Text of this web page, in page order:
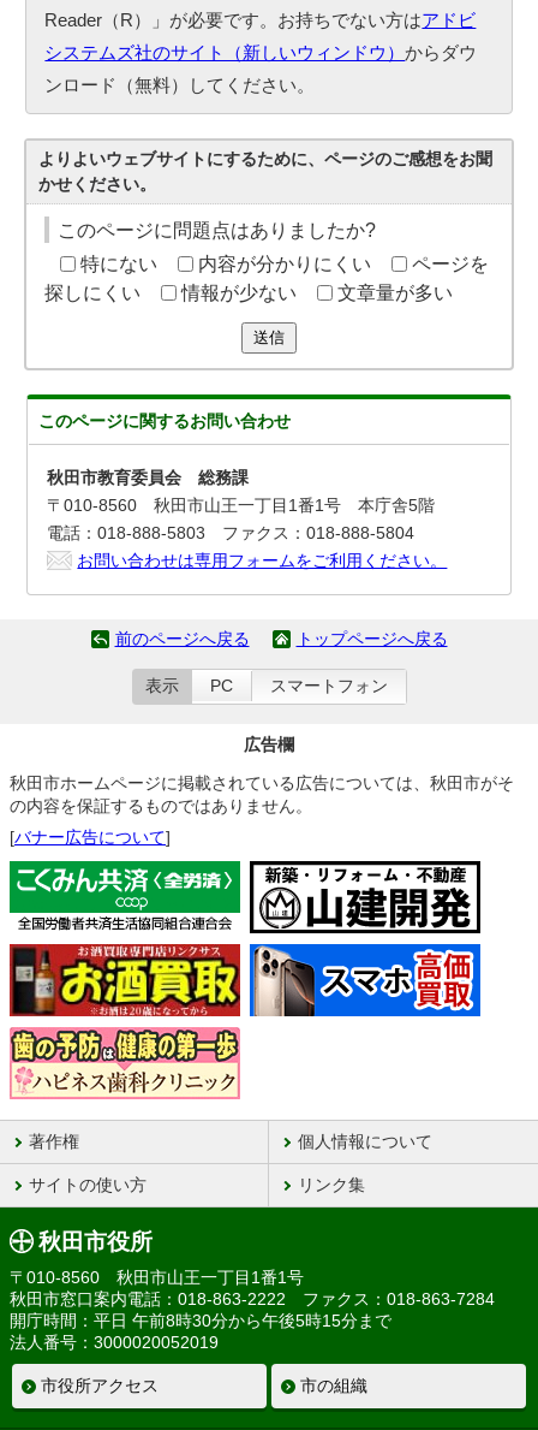
Reader（R）」が必要です。お持ちでない方はアドビ
システムズ社のサイト（新しいウィンドウ）からダウ
ンロード（無料）してください。
よりよいウェブサイトにするために、ページのご感想をお聞
かせください。
このページに問題点はありましたか?
特にない
内容が分かりにくい
ページを
探しにくい
情報が少ない 文章量が多い
送信
このページに関するお問い合わせ
秋田市教育委員会 総務課
〒010-8560 秋田市山王一丁目1番1号 本庁舎5階
電話：018-888-5803 ファクス：018-888-5804
お問い合わせは専用フォームをご利用ください。
前のページへ戻る トップページへ戻る
表示 PC スマートフォン
広告欄
秋田市ホームページに掲載されている広告については、秋田市がそ
の内容を保証するものではありません。
[バナー広告について]
著作権 個人情報について
サイトの使い方 リンク集
秋田市役所
〒010-8560 秋田市山王一丁目1番1号
秋田市窓口案内電話：018-863-2222 ファクス：018-863-7284
開庁時間：平日 午前8時30分から午後5時15分まで
法人番号：3000020052019
市役所アクセス 市の組織